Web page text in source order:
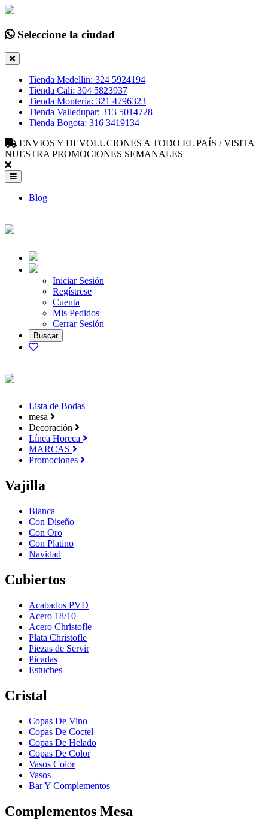
Seleccione la ciudad
Tienda Medellin: 324 5924194
Tienda Cali: 304 5823937
Tienda Monteria: 321 4796323
Tienda Valledupar: 313 5014728
Tienda Bogota: 316 3419134
ENVIOS Y DEVOLUCIONES A TODO EL PAÍS / VISITA
NUESTRA PROMOCIONES SEMANALES
Blog
Iniciar Sesión
Regístrese
Cuenta
Mis Pedidos
Cerrar Sesión
Lista de Bodas
mesa
Decoración
Línea Horeca
MARCAS
Promociones
Vajilla
Blanca
Con Diseño
Con Oro
Con Platino
Navidad
Cubiertos
Acabados PVD
Acero 18/10
Acero Christofle
Plata Christofle
Piezas de Servir
Picadas
Estuches
Cristal
Copas De Vino
Copas De Coctel
Copas De Helado
Copas De Color
Vasos Color
Vasos
Bar Y Complementos
Complementos Mesa